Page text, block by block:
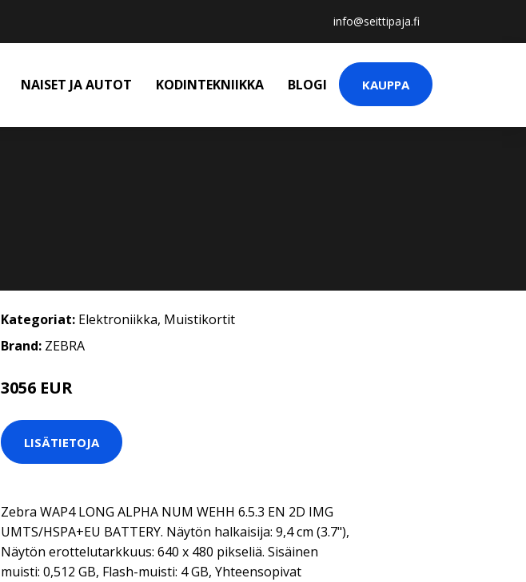
info@seittipaja.fi
NAISET JA AUTOT KODINTEKNIIKKA BLOGI KAUPPA
Kategoriat: Elektroniikka, Muistikortit
Brand: ZEBRA
3056 EUR
LISÄTIETOJA
Zebra WAP4 LONG ALPHA NUM WEHH 6.5.3 EN 2D IMG
UMTS/HSPA+EU BATTERY. Näytön halkaisija: 9,4 cm (3.7"),
Näytön erottelutarkkuus: 640 x 480 pikseliä. Sisäinen
muisti: 0,512 GB, Flash-muisti: 4 GB, Yhteensopivat